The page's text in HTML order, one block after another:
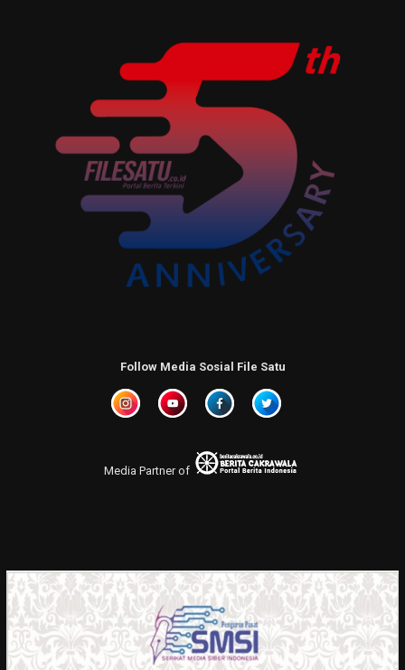
Follow Media Sosial File Satu
Media Partner of